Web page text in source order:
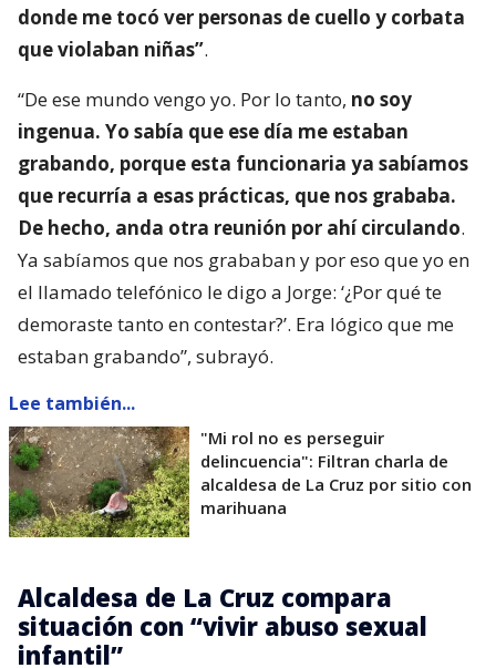
donde me tocó ver personas de cuello y corbata
que violaban niñas”.
“De ese mundo vengo yo. Por lo tanto, no soy
ingenua. Yo sabía que ese día me estaban
grabando, porque esta funcionaria ya sabíamos
que recurría a esas prácticas, que nos grababa.
De hecho, anda otra reunión por ahí circulando.
Ya sabíamos que nos grababan y por eso que yo en
el llamado telefónico le digo a Jorge: ‘¿Por qué te
demoraste tanto en contestar?’. Era lógico que me
estaban grabando”, subrayó.
Lee también...
"Mi rol no es perseguir
delincuencia": Filtran charla de
alcaldesa de La Cruz por sitio con
marihuana
Alcaldesa de La Cruz compara
situación con “vivir abuso sexual
infantil”